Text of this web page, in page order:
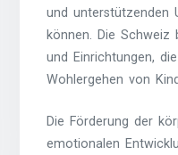
und unterstützenden
können. Die Schweiz
und Einrichtungen,
Wohlergehen von
Die Förderung der
emotionalen